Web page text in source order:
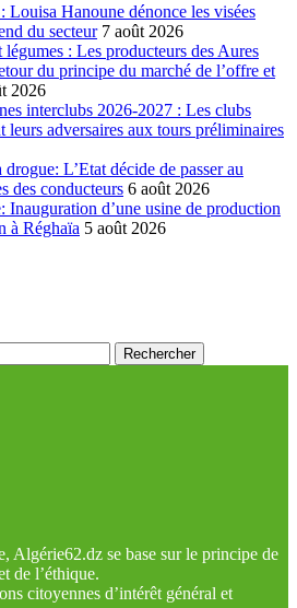
Louisa Hanoune dénonce les visées
du secteur 7 août 2026
: Les producteurs des Aures
du principe du marché de l’offre et
2026
interclubs 2026-2027 : Les clubs
leurs adversaires aux tours préliminaires
L’Etat décide de passer au
des conducteurs 6 août 2026
Inauguration d’une usine de production
à Réghaïa 5 août 2026
Algérie62.dz se base sur le principe de
de l’éthique.
citoyennes d’intérêt général et